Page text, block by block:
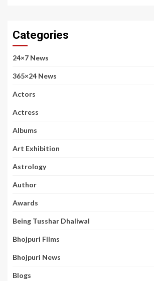
Categories
24×7 News
365×24 News
Actors
Actress
Albums
Art Exhibition
Astrology
Author
Awards
Being Tusshar Dhaliwal
Bhojpuri Films
Bhojpuri News
Blogs